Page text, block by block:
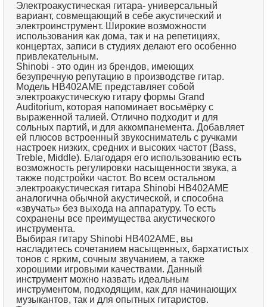
Электроакустическая гитара- универсальный
вариант, совмещающий в себе акустический и
электроинструмент. Широкие возможности
использования как дома, так и на репетициях,
концертах, записи в студиях делают его особенно
привлекательным.
Shinobi - это один из брендов, имеющих
безупречную репутацию в производстве гитар.
Модель HB402AМЕ представляет собой
электроакустическую гитару формы Grand
Auditorium, которая напоминает восьмёрку с
выраженной талией. Отлично подходит и для
сольных партий, и для аккомпанемента. Добавляет
ей плюсов встроенный звукосниматель с ручками
настроек низких, средних и высоких частот (Bass,
Treble, Middle). Благодаря его использованию есть
возможность регулировки насыщенности звука, а
также подстройки частот. Во всем остальном
электроакустическая гитара Shinobi HB402AМЕ
аналогична обычной акустической, и способна
«звучать» без выхода на аппаратуру. То есть
сохранены все преимущества акустического
инструмента.
Выбирая гитару Shinobi HB402AМЕ, вы
насладитесь сочетанием насыщенных, бархатистых
тонов с ярким, сочным звучанием, а также
хорошими игровыми качествами. Данный
инструмент можно назвать идеальным
инструментом, подходящим, как для начинающих
музыкантов, так и для опытных гитаристов.